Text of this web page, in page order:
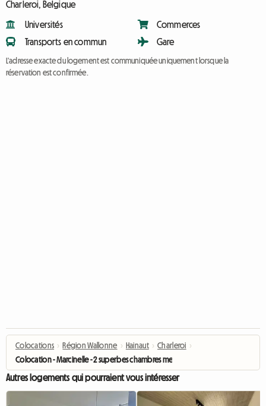
Charleroi, Belgique
Universités
Transports en commun
Commerces
Gare
L'adresse exacte du logement est communiquée uniquement lorsque la
réservation est confirmée.
Colocations › Région Wallonne › Hainaut › Charleroi ›
Colocation - Marcinelle - 2 superbes chambres meublées
Autres logements qui pourraient vous intéresser